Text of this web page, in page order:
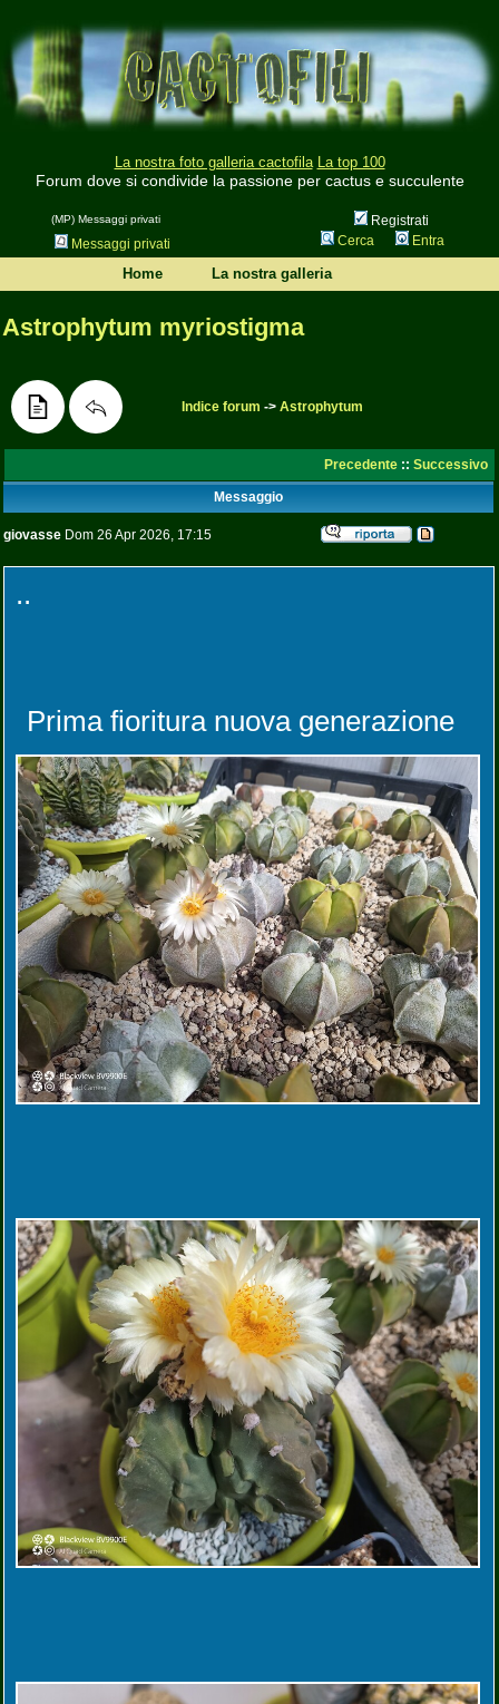
La nostra foto galleria cactofila La top 100
Forum dove si condivide la passione per cactus e succulente
(MP) Messaggi privati
Registrati
Messaggi privati
Cerca Entra
Home La nostra galleria
Astrophytum myriostigma
Indice forum -> Astrophytum
Precedente :: Successivo
Messaggio
giovasse Dom 26 Apr 2026, 17:15
..
Prima fioritura nuova generazione